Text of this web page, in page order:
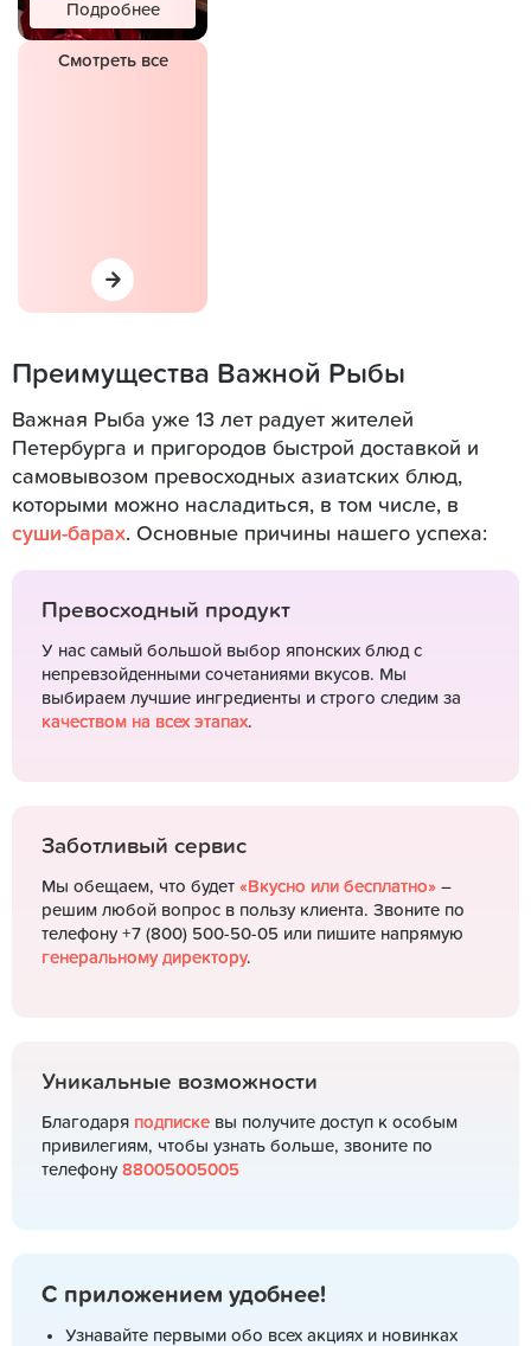
Подробнее
Смотреть все
Преимущества Важной Рыбы
Важная Рыба уже 13 лет радует жителей
Петербурга и пригородов быстрой доставкой и
самовывозом превосходных азиатских блюд,
которыми можно насладиться, в том числе, в
суши-барах. Основные причины нашего успеха:
Превосходный продукт
У нас самый большой выбор японских блюд с
непревзойденными сочетаниями вкусов. Мы
выбираем лучшие ингредиенты и строго следим за
качеством на всех этапах.
Заботливый сервис
Мы обещаем, что будет «Вкусно или бесплатно» –
решим любой вопрос в пользу клиента. Звоните по
телефону +7 (800) 500-50-05 или пишите напрямую
генеральному директору.
Уникальные возможности
Благодаря подписке вы получите доступ к особым
привилегиям, чтобы узнать больше, звоните по
телефону 88005005005
С приложением удобнее!
Узнавайте первыми обо всех акциях и новинках